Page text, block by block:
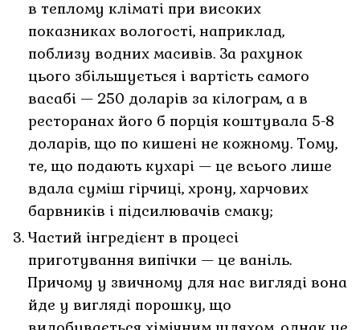
в теплому кліматі при високих
показниках вологості, наприклад,
поблизу водних масивів. За рахунок
цього збільшується і вартість самого
васабі — 250 доларів за кілограм, а в
ресторанах його б порція коштувала 5-8
доларів, що по кишені не кожному. Тому,
те, що подають кухарі — це всього лише
вдала суміш гірчиці, хрону, харчових
барвників і підсилювачів смаку;
Частий інгредієнт в процесі
приготування випічки — це ваніль.
Причому у звичному для нас вигляді вона
йде у вигляді порошку, що